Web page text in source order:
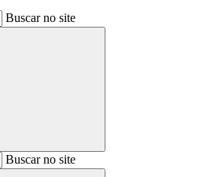
Buscar no site
Buscar no site